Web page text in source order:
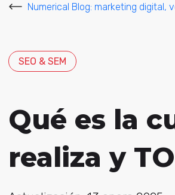
Numerical Blog: marketing digital,
SEO & SEM
Qué es la
realiza y